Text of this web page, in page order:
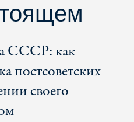
СССР: как
постсоветских
своего